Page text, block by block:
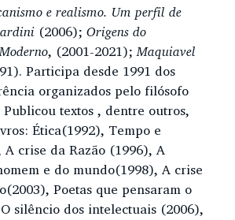
e realismo. Um perfil de
(2006); Origens do
, (2001-2021);Maquiavel
Participa desde 1991 dos
organizados pelo filósofo
Publicou textos , dentre outros,
Ética(1992), Tempo e
crise da Razão (1996), A
e do mundo(1998), A crise
Poetas que pensaram o
silêncio dos intelectuais (2006),